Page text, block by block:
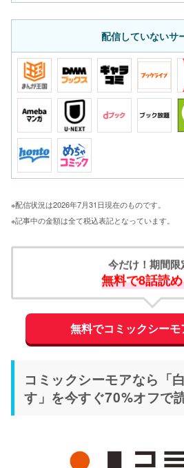
配信していないサ
※配信状況は2026年7月31日現在のものです。
※記事中の金額は全て税込表記となっています。
今だけ！期間限
無料で8話読め
無料でコミックシー
コミックシーモアなら「
す」を今すぐ70%オフで